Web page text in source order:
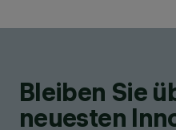
Bleiben Sie
neuesten